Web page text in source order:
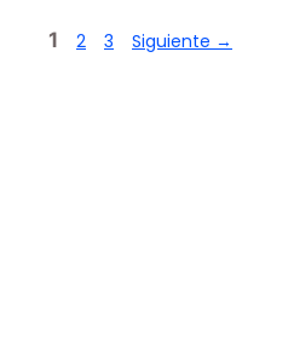
1 2 3 Siguiente →